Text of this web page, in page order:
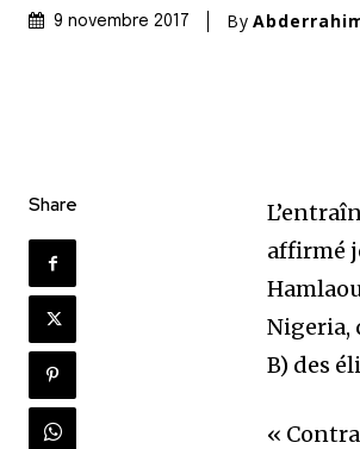
9 novembre 2017 By
Share
affirmé
Nigeria,
B) des
«